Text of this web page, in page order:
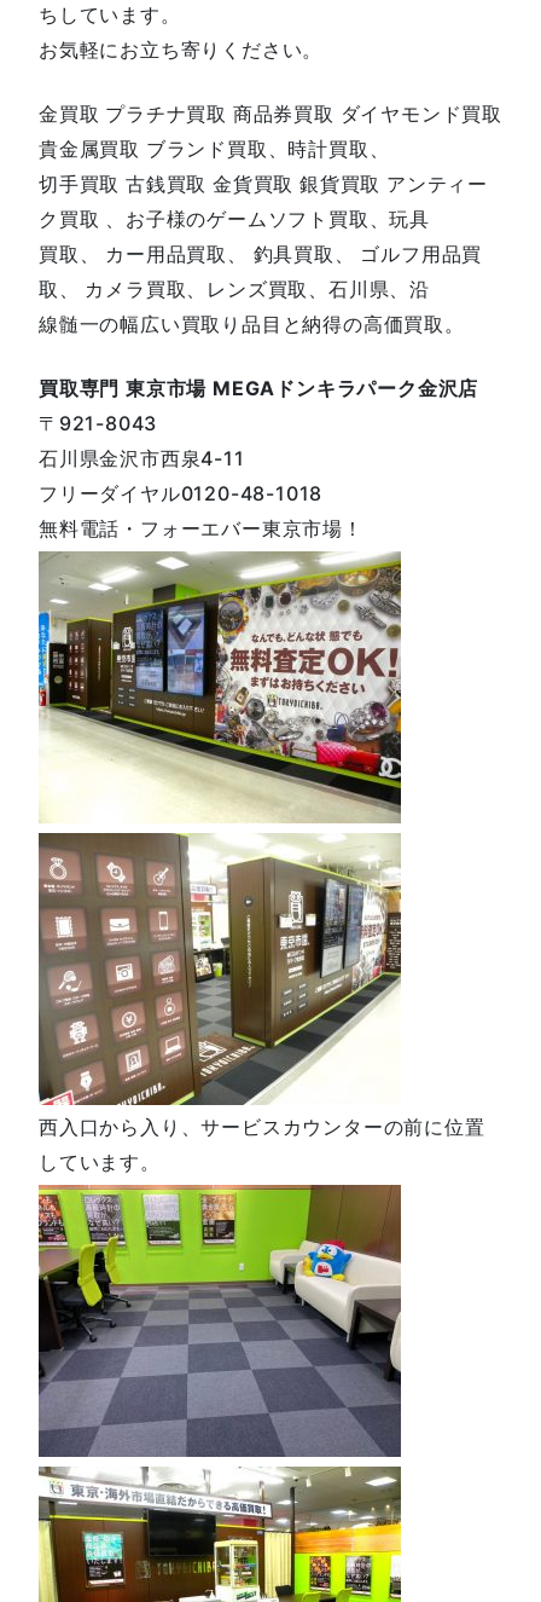
ちしています。
お気軽にお立ち寄りください。
金買取 プラチナ買取 商品券買取 ダイヤモンド買取
貴金属買取 ブランド買取、時計買取、
切手買取 古銭買取 金貨買取 銀貨買取 アンティー
ク買取 、お子様のゲームソフト買取、玩具
買取、 カー用品買取、 釣具買取、 ゴルフ用品買
取、 カメラ買取、レンズ買取、石川県、沿
線髄一の幅広い買取り品目と納得の高価買取。
買取専門 東京市場 MEGAドンキラパーク金沢店
〒921-8043
石川県金沢市西泉4-11
フリーダイヤル0120-48-1018
無料電話・フォーエバー東京市場！
西入口から入り、サービスカウンターの前に位置
しています。